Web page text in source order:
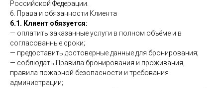
Российской Федерации.
6. Права и обязанности Клиента
6.1. Клиент обязуется:
— оплатить заказанные услуги в полном объёме и в
согласованные сроки;
— предоставить достоверные данные для бронирования;
— соблюдать Правила бронирования и проживания,
правила пожарной безопасности и требования
администрации;